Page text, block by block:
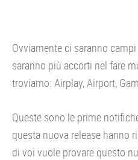
Ovviamente ci saranno
saranno più accorti nel fare
troviamo: Airplay, Airport,
Queste sono le prime
questa nuova release hanno
di voi vuole provare questo